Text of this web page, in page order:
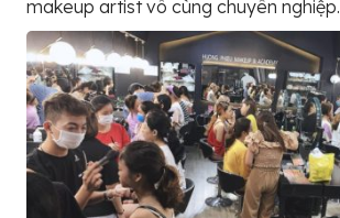
makeup artist vô cùng chuyên nghiệp.